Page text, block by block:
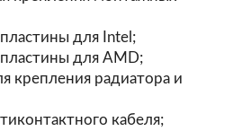
для Intel;
для AMD;
крепления радиатора и
кабеля;